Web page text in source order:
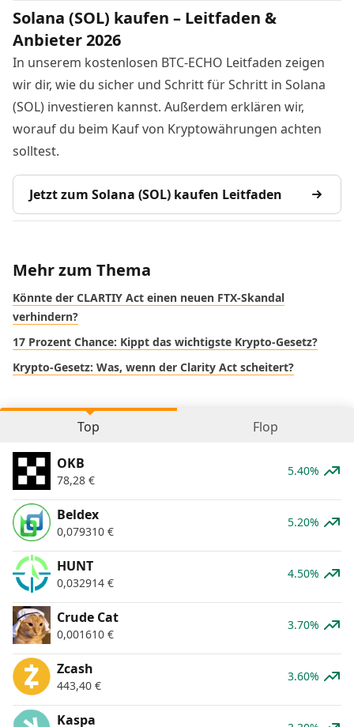
Solana (SOL) kaufen – Leitfaden &
Anbieter 2026
In unserem kostenlosen BTC-ECHO Leitfaden zeigen
wir dir, wie du sicher und Schritt für Schritt in Solana
(SOL) investieren kannst. Außerdem erklären wir,
worauf du beim Kauf von Kryptowährungen achten
solltest.
Jetzt zum Solana (SOL) kaufen Leitfaden
Mehr zum Thema
Könnte der CLARTIY Act einen neuen FTX-Skandal
verhindern?
17 Prozent Chance: Kippt das wichtigste Krypto-Gesetz?
Krypto-Gesetz: Was, wenn der Clarity Act scheitert?
Top Flop
OKB
78,28 €
5.40%
Beldex
0,079310 €
5.20%
HUNT
0,032914 €
4.50%
Crude Cat
0,001610 €
3.70%
Zcash
443,40 €
3.60%
Kaspa